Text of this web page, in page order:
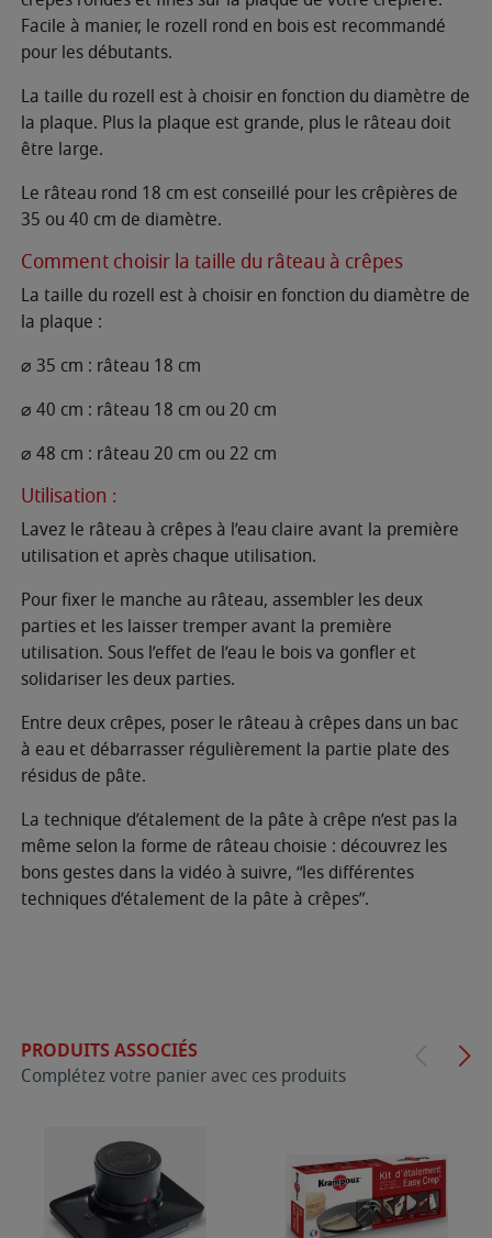
Facile à manier, le rozell rond en bois est recommandé
pour les débutants.
La taille du rozell est à choisir en fonction du diamètre de
la plaque. Plus la plaque est grande, plus le râteau doit
être large.
Le râteau rond 18 cm est conseillé pour les crêpières de
35 ou 40 cm de diamètre.
Comment choisir la taille du râteau à crêpes
La taille du rozell est à choisir en fonction du diamètre de
la plaque :
⌀ 35 cm : râteau 18 cm
⌀ 40 cm : râteau 18 cm ou 20 cm
⌀ 48 cm : râteau 20 cm ou 22 cm
Utilisation :
Lavez le râteau à crêpes à l’eau claire avant la première
utilisation et après chaque utilisation.
Pour fixer le manche au râteau, assembler les deux
parties et les laisser tremper avant la première
utilisation. Sous l’effet de l’eau le bois va gonfler et
solidariser les deux parties.
Entre deux crêpes, poser le râteau à crêpes dans un bac
à eau et débarrasser régulièrement la partie plate des
résidus de pâte.
La technique d’étalement de la pâte à crêpe n’est pas la
même selon la forme de râteau choisie : découvrez les
bons gestes dans la vidéo à suivre, “les différentes
techniques d’étalement de la pâte à crêpes”.
PRODUITS ASSOCIÉS
Complétez votre panier avec ces produits